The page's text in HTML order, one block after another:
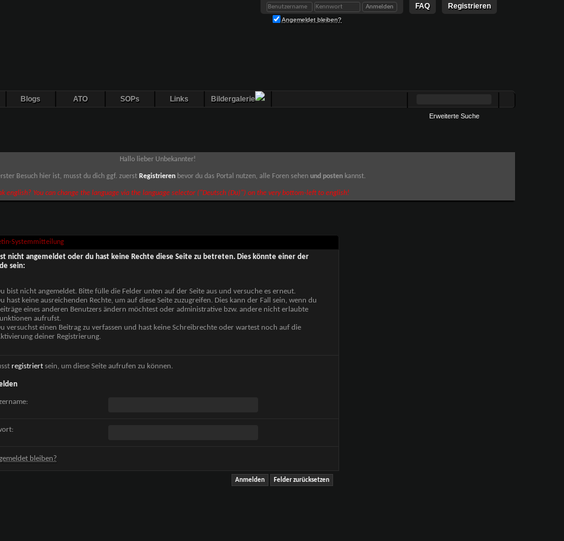
Registrieren
FAQ
Angemeldet bleiben?
Blogs ATO SOPs Links Bildergalerie
Erweiterte Suche
Hallo lieber Unbekannter!
Besuch hier ist, musst du dich ggf. zuerst Registrieren bevor du das Portal nutzen, alle Foren sehenund posten kannst.
english? You can change the language via the language selector ("Deutsch (Du)") on the very bottom-left to english!
Systemmitteilung
nicht angemeldet oder du hast keine Rechte diese Seite zu betreten. Dies könnte einer der
sein:
bist nicht angemeldet. Bitte fülle die Felder unten auf der Seite aus und versuche es erneut.
hast keine ausreichenden Rechte, um auf diese Seite zuzugreifen. Dies kann der Fall sein, wenn du
eines anderen Benutzers ändern möchtest oder administrative bzw. andere nicht erlaubte
aufrufst.
versuchst einen Beitrag zu verfassen und hast keine Schreibrechte oder wartest noch auf die
deiner Registrierung.
registriertsein, um diese Seite aufrufen zu können.
bleiben?